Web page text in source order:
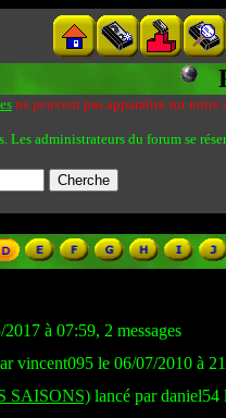
ne peuvent pas apparaître sur
Les administrateurs du forum se
à 07:59, 2 messages
vincent095 le 06/07/2010 à
SAISONS) lancé par daniel54